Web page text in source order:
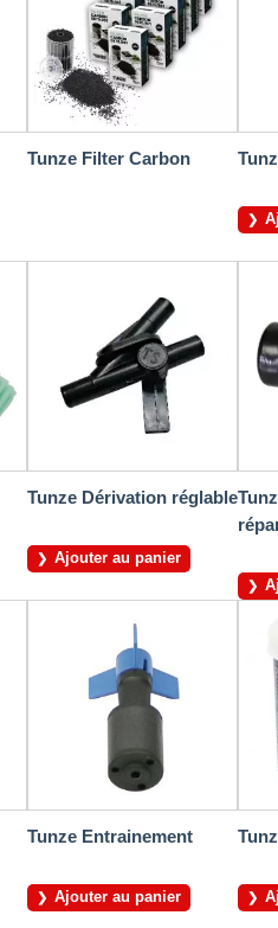
Tunze Filter Carbon
Tunze Dérivation réglable
Ajouter au panier
Tunze Entrainement
Ajouter au panier